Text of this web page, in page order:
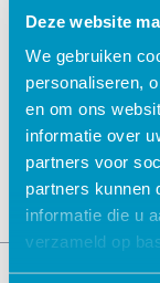
Deze website
We gebruiken
personaliseren,
en om ons
informatie over
partners voor
partners kunnen
informatie die u
verzameld op
Jouw